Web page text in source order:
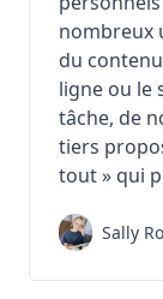
nombreux
du
ligne ou le
tâche, de
tiers
tout » qui
Sally